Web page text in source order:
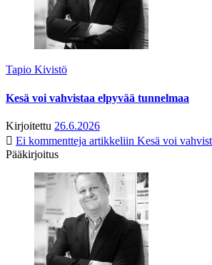
Tapio Kivistö
Kesä voi vahvistaa elpyvää tunnelmaa
Kirjoitettu 26.6.2026
Ei kommentteja artikkeliin Kesä voi
Pääkirjoitus